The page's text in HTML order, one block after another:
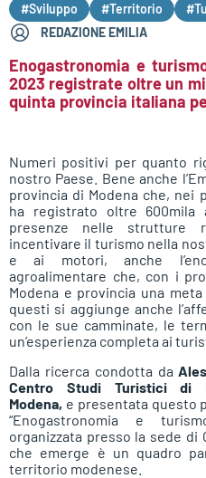
#Sviluppo
#Territorio
REDAZIONE EMILIA
Enogastronomia e
2023 registrate oltre un
quinta provincia italiana
Numeri positivi per quanto
nostro Paese. Bene anche
provincia di Modena che, nei
ha registrato oltre
presenze nelle strutture
incentivare il turismo nella
e ai motori, anche
agroalimentare che, con i
Modena e provincia una
questi si aggiunge anche
con le sue camminate, le
un’esperienza completa ai
Dalla ricerca condotta da
Centro Studi Turistici di
Modena, e presentata questo
“Enogastronomia e
organizzata presso la sede di
che emerge è un quadro
territorio modenese.